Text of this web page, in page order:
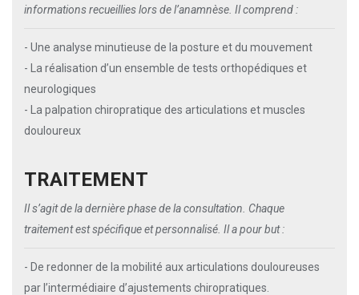
informations recueillies lors de l’anamnèse. Il comprend :
- Une analyse minutieuse de la posture et du mouvement
- La réalisation d’un ensemble de tests orthopédiques et
neurologiques
- La palpation chiropratique des articulations et muscles
douloureux
TRAITEMENT
Il s’agit de la dernière phase de la consultation. Chaque
traitement est spécifique et personnalisé. Il a pour but :
- De redonner de la mobilité aux articulations douloureuses
par l’intermédiaire d’ajustements chiropratiques.